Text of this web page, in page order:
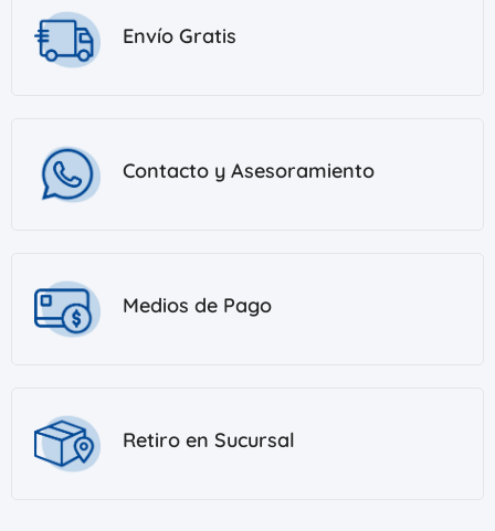
Envío Gratis
Contacto y Asesoramiento
Medios de Pago
Retiro en Sucursal